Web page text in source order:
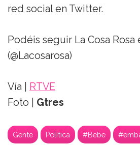
red social en Twitter.
Podéis seguir La Cosa Rosa
(@Lacosarosa)
Vía |
RTVE
Foto | Gtres
Gente Política #Bebe